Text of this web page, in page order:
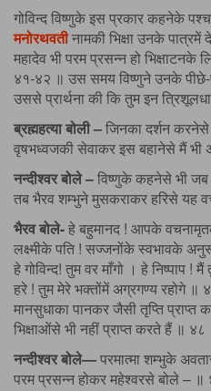
गोविन्द विष्णुके इस प्रकार कहनेके
मनोरथवतीनामकी भिक्षा उनके
महादेव भी परम प्रसन्न हो
४१-४२ ॥ उस समय विष्णुने उनके पीछे-
उससे प्रार्थना की कि तुम इन
ब्रह्महत्या बोली –जिनका दर्शन करनेसे
वृषभध्वजकी सेवाकर इस बहानेसे मैं
नन्दीश्वर बोले –विष्णुके कहनेसे भी जब
तब भैरव शम्भुने मुसकराकर हरिसे यह
भैरव बोले-हे बहुमानद ! आपके
लक्ष्मीके पति ! सज्जनोंके स्वभावके
हे गोविन्द! तुम वर माँगो । हे निष्पाप !
हरे ! तुम मेरे भक्तोंमें अग्रगण्य रहोगे ॥
मानसुधाका पानकर जैसी तृप्ति
भिक्षाओंसे भी नहीं प्राप्त करते हैं ॥ ४८
नन्दीश्वर बोले—परमात्मा शम्भुके
परम प्रसन्न होकर महेश्वरसे बोले – ॥